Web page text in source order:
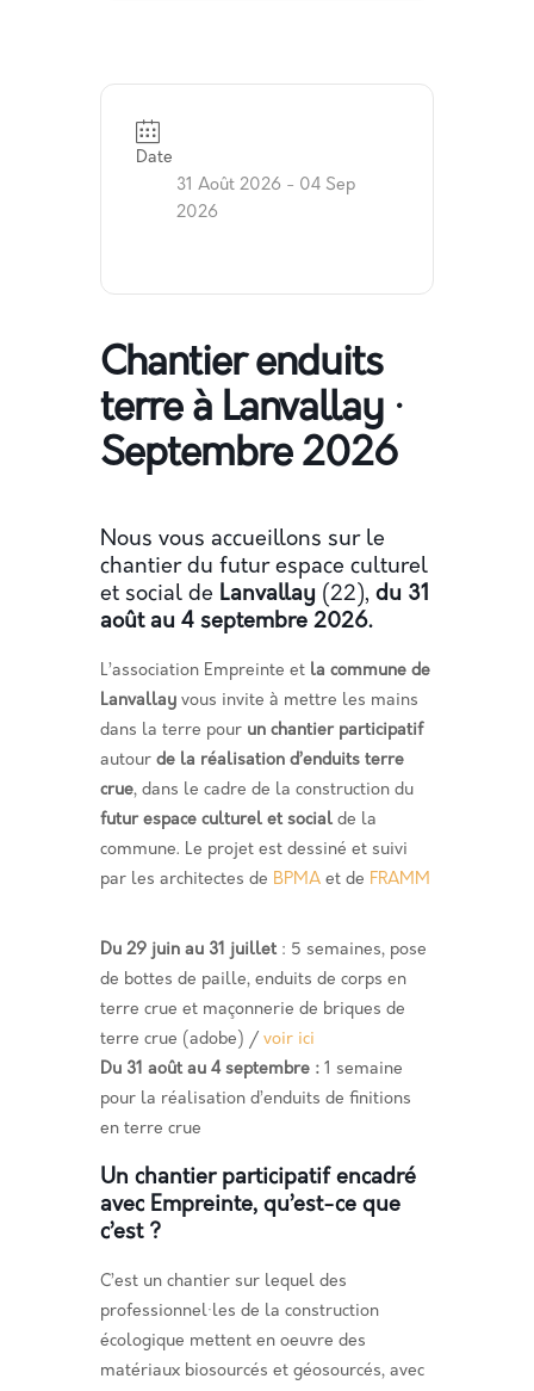
Date
31 Août 2026 - 04 Sep
2026
Chantier enduits
terre à Lanvallay ·
Septembre 2026
Nous vous accueillons sur le
chantier du futur espace culturel
et social de Lanvallay (22), du 31
août au 4 septembre 2026.
L’association Empreinte et la commune de
Lanvallay vous invite à mettre les mains
dans la terre pour un chantier participatif
autour de la réalisation d’enduits terre
crue, dans le cadre de la construction du
futur espace culturel et social de la
commune. Le projet est dessiné et suivi
par les architectes de BPMA et de FRAMM
Du 29 juin au 31 juillet: 5 semaines, pose
de bottes de paille, enduits de corps en
terre crue et maçonnerie de briques de
terre crue (adobe) / voir ici
Du 31 août au 4 septembre : 1 semaine
pour la réalisation d’enduits de finitions
en terre crue
Un chantier participatif encadré
avec Empreinte, qu’est-ce que
c’est ?
C’est un chantier sur lequel des
professionnel·les de la construction
écologique mettent en oeuvre des
matériaux biosourcés et géosourcés, avec